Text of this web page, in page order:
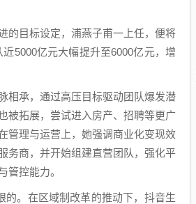
的目标设定，浦燕子甫一上任，便将
5000亿元大幅提升至6000亿元，增
相承，通过高压目标驱动团队爆发潜
被拓展，尝试进入房产、招聘等更广
管理与运营上，她强调商业化变现效
务商，并开始组建直营团队，强化平
管控能力。
的。在区域制改革的推动下，抖音生